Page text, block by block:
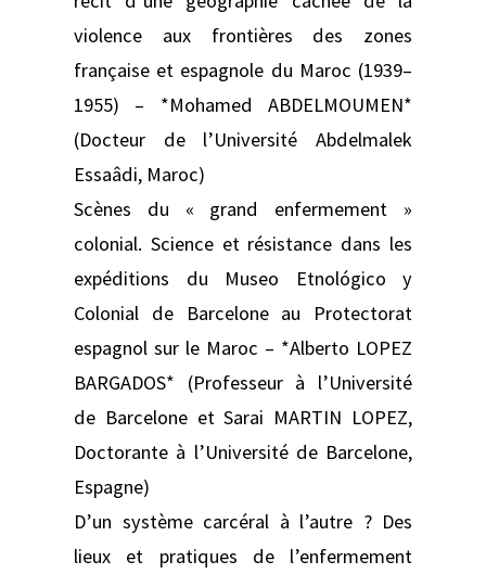
violence aux frontières des zones
française et espagnole du Maroc (1939–
1955) – *Mohamed ABDELMOUMEN*
(Docteur de l’Université Abdelmalek
Essaâdi, Maroc)
Scènes du « grand enfermement »
colonial. Science et résistance dans les
expéditions du Museo Etnológico y
Colonial de Barcelone au Protectorat
espagnol sur le Maroc – *Alberto LOPEZ
BARGADOS* (Professeur à l’Université
de Barcelone et Sarai MARTIN LOPEZ,
Doctorante à l’Université de Barcelone,
Espagne)
D’un système carcéral à l’autre ? Des
lieux et pratiques de l’enfermement